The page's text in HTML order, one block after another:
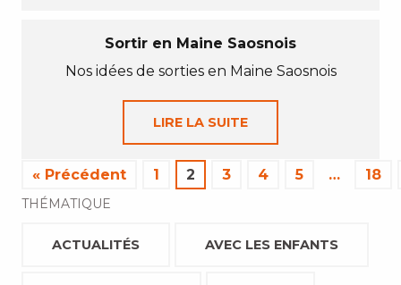
Sortir en Maine Saosnois
Nos idées de sorties en Maine Saosnois
LIRE LA SUITE
« Précédent 1 2 3 4 5 … 18
THÉMATIQUE
ACTUALITÉS AVEC LES ENFANTS